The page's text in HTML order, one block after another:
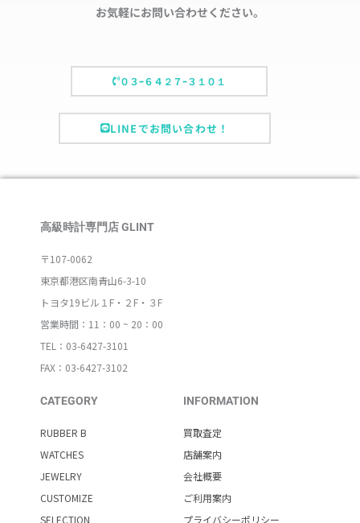
お気軽にお問い合わせください。
０３ｰ６４２７ｰ３１０１
LINEでお問い合わせ！
高級時計専門店 GLINT
〒107-0062
東京都港区南青山6-3-10
トヨタ19ビル１F・２F・３F
営業時間：11：00 ~ 20：00
TEL：03-6427-3101
FAX：03-6427-3102
CATEGORY
RUBBER B
WATCHES
JEWELRY
CUSTOMIZE
SELECTION
INFORMATION
買取査定
店舗案内
会社概要
ご利用案内
プライバシーポリシー